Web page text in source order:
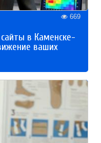
669
в Каменске-
ваших